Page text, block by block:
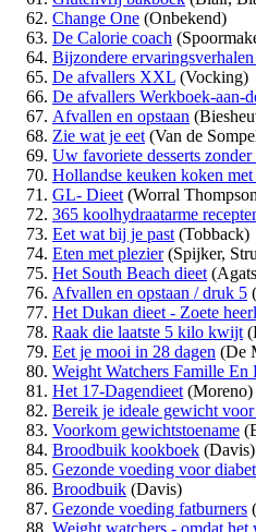
Change One (Onbekend)
De Calorie coach
Bijzondere
De afvallers XXL (Vocking)
De afvallers Werkboek-aan-
Afvallen en opstaan
Zie wat je eet (Van de
Uw favoriete desserts
Hollandse keuken koken met
GL- Dieet (Worral
365 koolhydraatarme
Eet wat bij je past (Tobback)
Eten met plezier(Spijker,
Het South Beach dieet
Afvallen en opstaan / druk 5
Het Dukan dieet - Zoete
Raak die laatste 5 kilo kwijt
Eet je mooi in 28 dagen (De
Weight Watchers Famille En
Het 17-Dagendieet (Moreno)
Bereik je ideale gewicht
Voorkom gewichtstoename
Broodbuik kookboek (Davis)
Gezonde voeding voor
Broodbuik (Davis)
Gezonde voeding fatburners
Weight watchers - omdat het